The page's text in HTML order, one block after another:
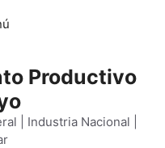
Productivo
| Industria Nacional |